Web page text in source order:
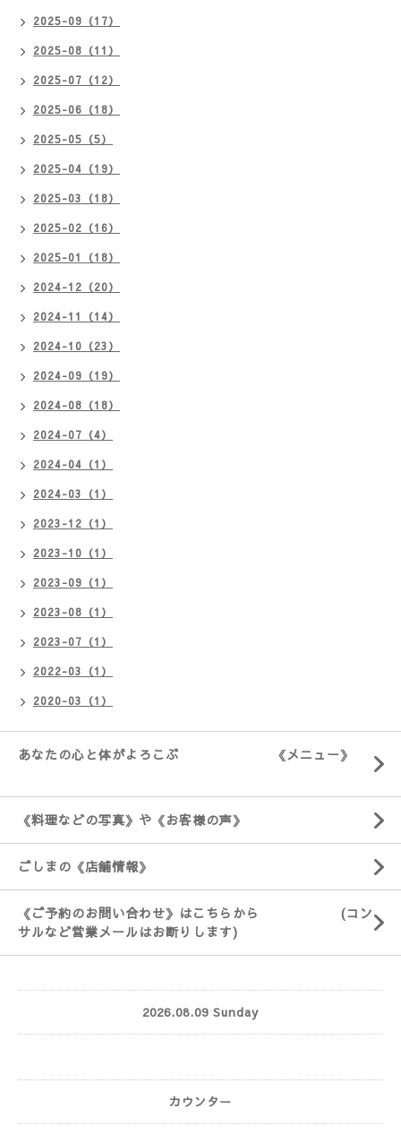
2025-09（17）
2025-08（11）
2025-07（12）
2025-06（18）
2025-05（5）
2025-04（19）
2025-03（18）
2025-02（16）
2025-01（18）
2024-12（20）
2024-11（14）
2024-10（23）
2024-09（19）
2024-08（18）
2024-07（4）
2024-04（1）
2024-03（1）
2023-12（1）
2023-10（1）
2023-09（1）
2023-08（1）
2023-07（1）
2022-03（1）
2020-03（1）
あなたの心と体がよろこぶ 《メニュー》
《料理などの写真》や《お客様の声》
ごしまの《店舗情報》
《ご予約のお問い合わせ》はこちらから (コン
サルなど営業メールはお断りします)
2026.08.09 Sunday
カウンター